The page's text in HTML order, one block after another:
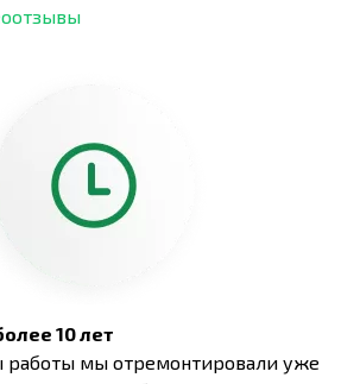
10 лет
работы мы отремонтировали уже